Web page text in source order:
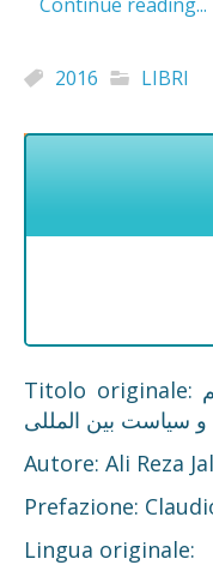
2016 LIBRI
Titolo originale: جمهوری اسلامی ایران: میان نظم
و سیاست بین المللی
Autore: Ali Reza
Prefazione:
Lingua originale: